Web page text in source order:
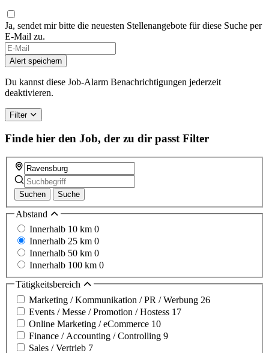
Ja, sendet mir bitte die neuesten Stellenangebote für diese Suche per
E-Mail zu.
Alert speichern
Du kannst diese Job-Alarm Benachrichtigungen jederzeit
deaktivieren.
Filter
Finde hier den Job, der zu dir passt Filter
Suchen Suche
Abstand
Innerhalb 10 km 0
Innerhalb 25 km 0
Innerhalb 50 km 0
Innerhalb 100 km 0
Tätigkeitsbereich
Marketing / Kommunikation / PR / Werbung 26
Events / Messe / Promotion / Hostess 17
Online Marketing / eCommerce 10
Finance / Accounting / Controlling 9
Sales / Vertrieb 7